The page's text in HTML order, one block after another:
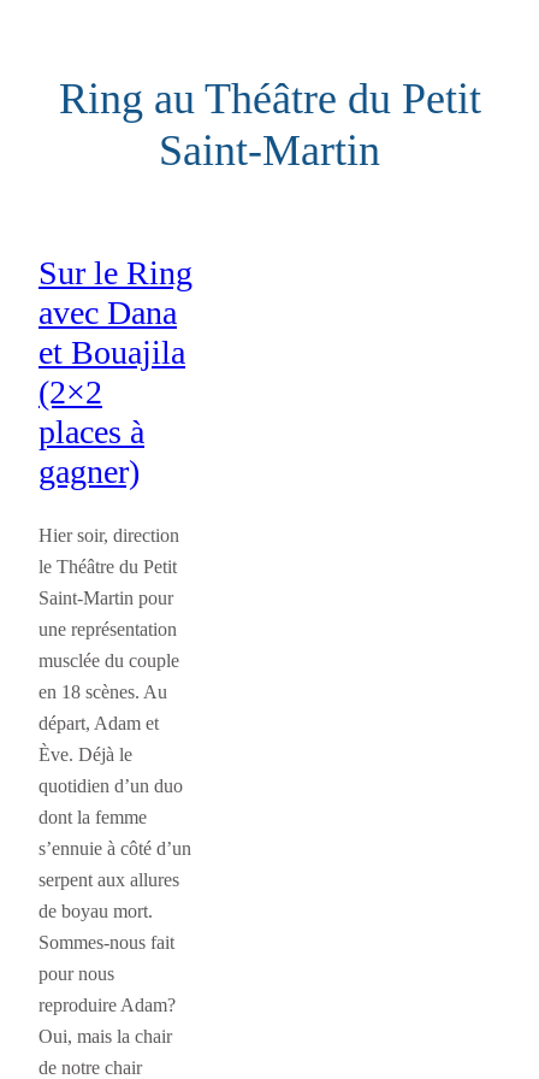
contenuRing au Théâtre du Petit
Saint-Martin
Sur le Ring
avec Dana
et Bouajila
(2×2
places à
gagner)
Hier soir, direction
le Théâtre du Petit
Saint-Martin pour
une représentation
musclée du couple
en 18 scènes. Au
départ, Adam et
Ève. Déjà le
quotidien d’un duo
dont la femme
s’ennuie à côté d’un
serpent aux allures
de boyau mort.
Sommes-nous fait
pour nous
reproduire Adam?
Oui, mais la chair
de notre chair